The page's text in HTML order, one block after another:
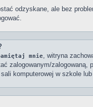
odzyskane, ale bez
mnie, witryna
zalogowanym/zalogowaną,
komputerowej w szkole